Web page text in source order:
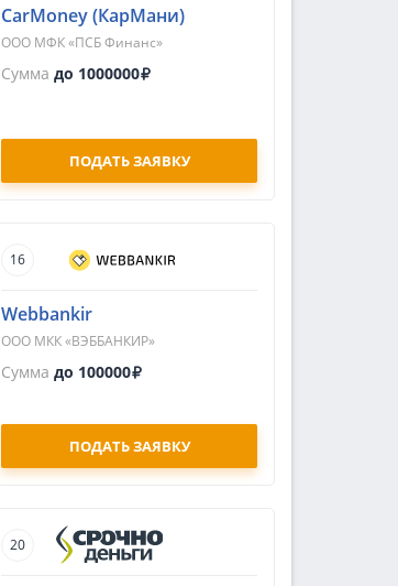
CarMoney (КарМани)
ООО МФК «ПСБ Финанс»
Сумма до 1000000
ПОДАТЬ ЗАЯВКУ
16
Webbankir
ООО МКК «ВЭББАНКИР»
Сумма до 100000
ПОДАТЬ ЗАЯВКУ
20